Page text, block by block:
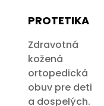
PROTETIKA
Zdravotná
kožená
ortopedická
obuv pre deti
a dospelých.